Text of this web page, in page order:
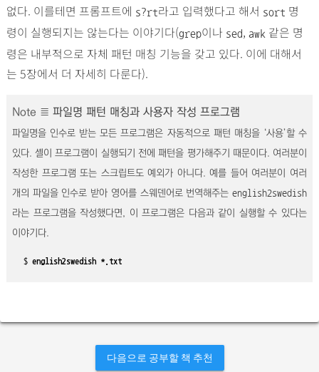
없다. 이를테면 프롬프트에 s?rt라고 입력했다고 해서 sort 명
령이 실행되지는 않는다는 이야기다(grep이나 sed, awk 같은 명
령은 내부적으로 자체 패턴 매칭 기능을 갖고 있다. 이에 대해서
는 5장에서 더 자세히 다룬다).
Note ≣ 파일명 패턴 매칭과 사용자 작성 프로그램
파일명을 인수로 받는 모든 프로그램은 자동적으로 패턴 매칭을 ‘사용’할 수
있다. 셸이 프로그램이 실행되기 전에 패턴을 평가해주기 때문이다. 여러분이
작성한 프로그램 또는 스크립트도 예외가 아니다. 예를 들어 여러분이 여러
개의 파일을 인수로 받아 영어를 스웨덴어로 번역해주는english2swedish
라는 프로그램을 작성했다면, 이 프로그램은 다음과 같이 실행할 수 있다는
이야기다.
$ english2swedish *.txt
다음으로 공부할 책 추천